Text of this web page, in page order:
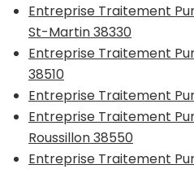
Entreprise Traitement
St-Martin 38330
Entreprise Traitement
38510
Entreprise Traitement
Entreprise Traitement
Roussillon 38550
Entreprise Traitement